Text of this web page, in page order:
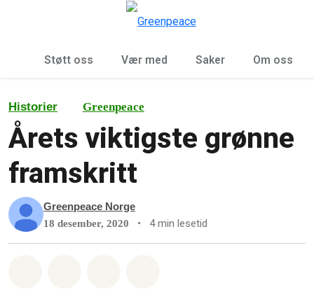
Støtt oss Vær med Saker Om oss
Historier Greenpeace
Årets viktigste grønne
framskritt
Greenpeace Norge
18 desember, 2020 • 4 min lesetid